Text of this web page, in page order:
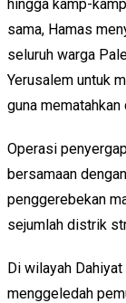
hingga kamp-
sama, Hamas
seluruh warga
Yerusalem untuk
guna
Operasi
bersamaan
penggerebekan
sejumlah distrik
Di wilayah
menggeledah